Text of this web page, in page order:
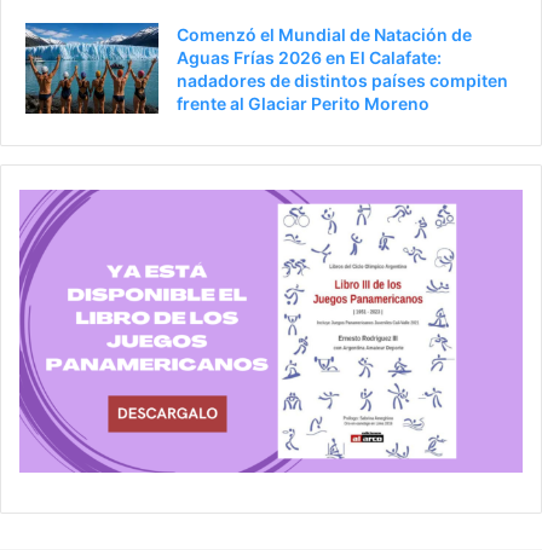
Comenzó el Mundial de Natación de
Aguas Frías 2026 en El Calafate:
nadadores de distintos países compiten
frente al Glaciar Perito Moreno